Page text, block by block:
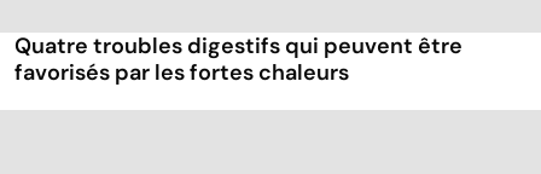
Quatre troubles digestifs qui peuvent être
favorisés par les fortes chaleurs